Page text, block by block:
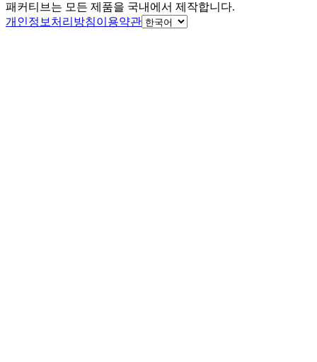
패커티브는 모든 제품을 국내에서 제작합니다.
개인정보처리방침이용약관